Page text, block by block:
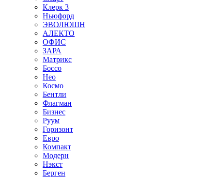
Клерк 3
Ньюфорд
ЭВОЛЮШН
АЛЕКТО
ОФИС
ЗАРА
Матрикс
Боссо
Нео
Космо
Бентли
Флагман
Бизнес
Руум
Горизонт
Евро
Компакт
Модерн
Нэкст
Берген